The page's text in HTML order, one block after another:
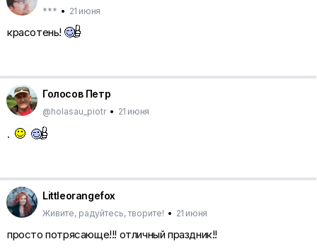
*** • 21 июня
красотень!
Голосов Петр
@holasau_piotr • 21 июня
.
Littleorangefox
Живите, радуйтесь, творите! • 21 июня
просто потрясающе!!! отличный праздник!!